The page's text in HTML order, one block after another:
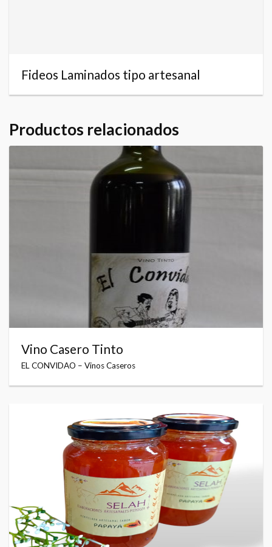
Fideos Laminados tipo artesanal
Productos relacionados
Vino Casero Tinto
EL CONVIDAO – Vinos Caseros